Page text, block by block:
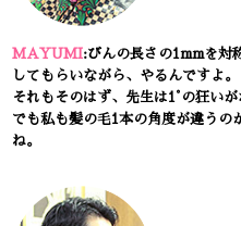
MAYUMI:びんの長さの1mmを対
してもらいながら、やるんですよ。
それもそのはず、先生は1°の狂いが
でも私も髪の毛1本の角度が違うの
ね。